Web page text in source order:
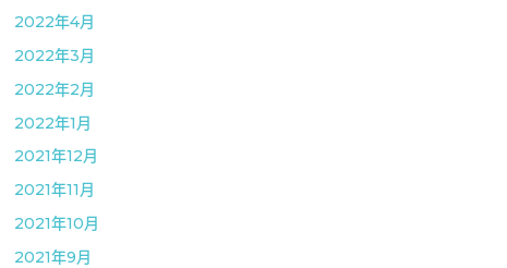
2022年4月
2022年3月
2022年2月
2022年1月
2021年12月
2021年11月
2021年10月
2021年9月